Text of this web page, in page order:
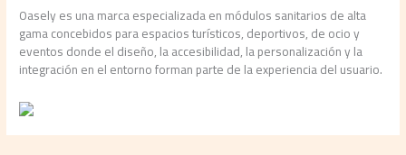
Oasely es una marca especializada en módulos sanitarios de alta
gama concebidos para espacios turísticos, deportivos, de ocio y
eventos donde el diseño, la accesibilidad, la personalización y la
integración en el entorno forman parte de la experiencia del usuario.